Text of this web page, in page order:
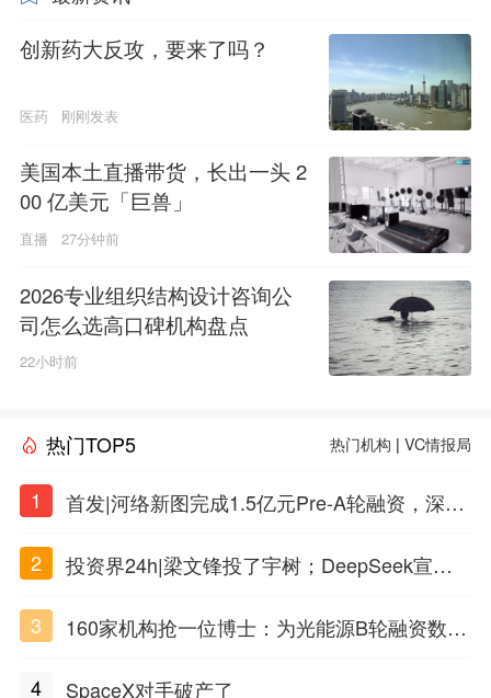
创新药大反攻，要来了吗？
医药 刚刚发表
美国本土直播带货，长出一头 2
00 亿美元「巨兽」
直播 27分钟前
2026专业组织结构设计咨询公
司怎么选高口碑机构盘点
22小时前
热门TOP5 热门机构 |VC情报局
1
首发|河络新图完成1.5亿元Pre-A轮融资，深耕i
2
投资界24h|梁文锋投了宇树；DeepSeek宣布
3
160家机构抢一位博士：为光能源B轮融资数亿
4
SpaceX对手破产了